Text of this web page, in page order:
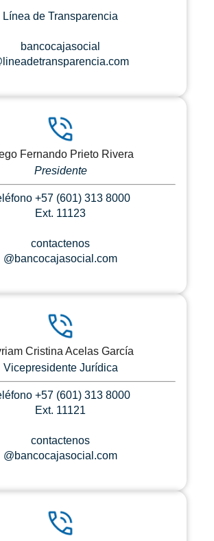
Línea de Transparencia
bancocajasocial
Fernando Prieto Rivera
Presidente
+57 (601) 313 8000
Ext. 11123
contactenos
@bancocajasocial.com
Cristina Acelas García
Vicepresidente Jurídica
+57 (601) 313 8000
Ext. 11121
contactenos
@bancocajasocial.com